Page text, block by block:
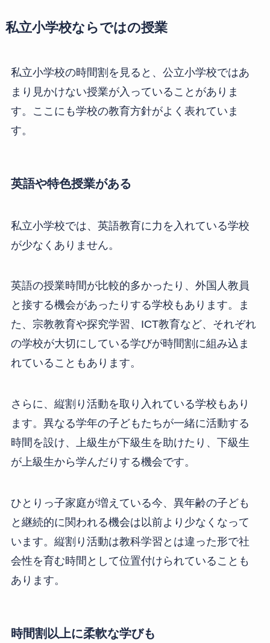
私立小学校ならではの授業
私立小学校の時間割を見ると、公立小学校ではあ
まり見かけない授業が入っていることがありま
す。ここにも学校の教育方針がよく表れていま
す。
英語や特色授業がある
私立小学校では、英語教育に力を入れている学校
が少なくありません。
英語の授業時間が比較的多かったり、外国人教員
と接する機会があったりする学校もあります。ま
た、宗教教育や探究学習、ICT教育など、それぞれ
の学校が大切にしている学びが時間割に組み込ま
れていることもあります。
さらに、縦割り活動を取り入れている学校もあり
ます。異なる学年の子どもたちが一緒に活動する
時間を設け、上級生が下級生を助けたり、下級生
が上級生から学んだりする機会です。
ひとりっ子家庭が増えている今、異年齢の子ども
と継続的に関われる機会は以前より少なくなって
います。縦割り活動は教科学習とは違った形で社
会性を育む時間として位置付けられていることも
あります。
時間割以上に柔軟な学びも